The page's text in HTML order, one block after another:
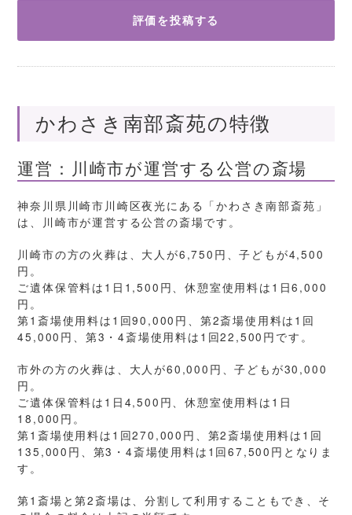
評価を投稿する
かわさき南部斎苑の特徴
運営：川崎市が運営する公営の斎場
神奈川県川崎市川崎区夜光にある「かわさき南部斎苑」
は、川崎市が運営する公営の斎場です。
川崎市の方の火葬は、大人が6,750円、子どもが4,500
円。
ご遺体保管料は1日1,500円、休憩室使用料は1日6,000
円。
第1斎場使用料は1回90,000円、第2斎場使用料は1回
45,000円、第3・4斎場使用料は1回22,500円です。
市外の方の火葬は、大人が60,000円、子どもが30,000
円。
ご遺体保管料は1日4,500円、休憩室使用料は1日
18,000円。
第1斎場使用料は1回270,000円、第2斎場使用料は1回
135,000円、第3・4斎場使用料は1回67,500円となりま
す。
第1斎場と第2斎場は、分割して利用することもでき、そ